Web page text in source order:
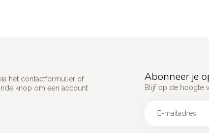
het contactformulier of
knop om een account
Abonneer je
Blijf op de hoogte